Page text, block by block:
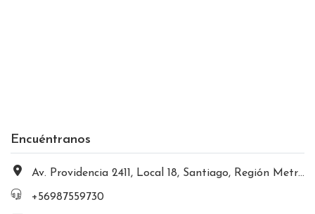
Encuéntranos
Av. Providencia 2411, Local 18, Santiago, Región Metropolitana, Chile
+56987559730